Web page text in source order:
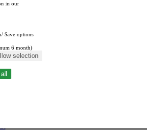
in our
Save options
6 month)
selection